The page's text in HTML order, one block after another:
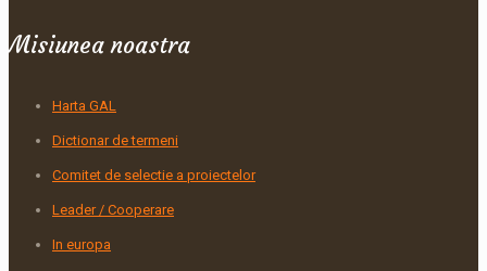
Misiunea noastra
Harta GAL
Dictionar de termeni
Comitet de selectie a proiectelor
Leader / Cooperare
In europa